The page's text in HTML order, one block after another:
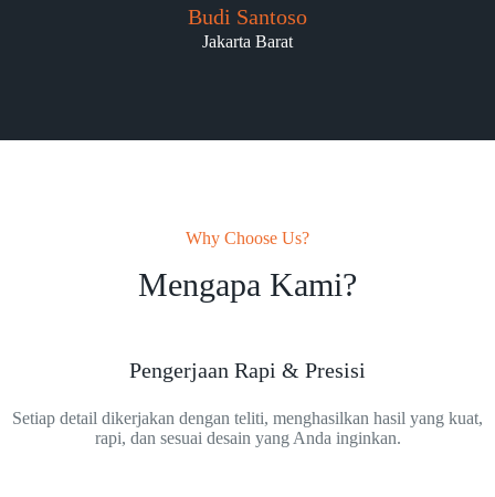
Budi Santoso
Jakarta Barat
Why Choose Us?
Mengapa Kami?
Pengerjaan Rapi & Presisi
Setiap detail dikerjakan dengan teliti, menghasilkan hasil yang kuat,
rapi, dan sesuai desain yang Anda inginkan.